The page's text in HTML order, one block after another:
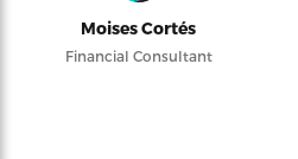
Moises Cortés
Financial Consultant